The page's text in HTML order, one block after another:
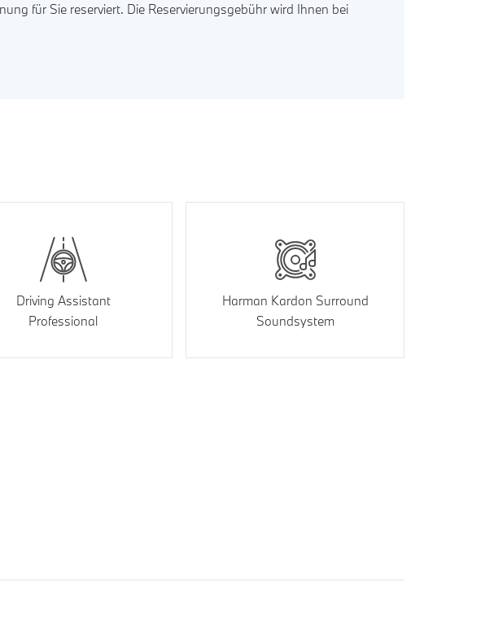
für Sie reserviert. Die Reservierungsgebühr wird Ihnen bei
Driving Assistant
Professional
Harman Kardon Surround
Soundsystem